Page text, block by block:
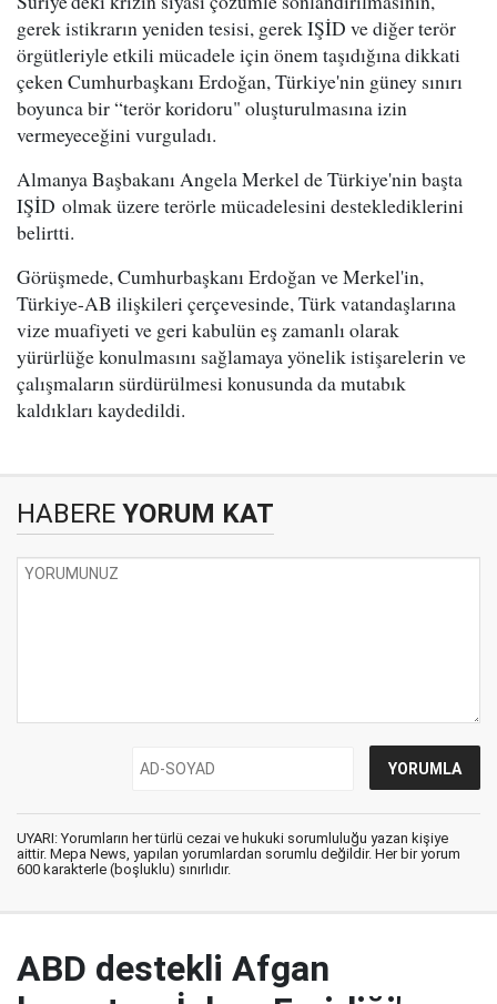
gerek istikrarın yeniden tesisi, gerek IŞİD ve diğer terör
örgütleriyle etkili mücadele için önem taşıdığına dikkati
çeken Cumhurbaşkanı Erdoğan, Türkiye'nin güney sınırı
boyunca bir “terör koridoru" oluşturulmasına izin
vermeyeceğini vurguladı.
Almanya Başbakanı Angela Merkel de Türkiye'nin başta
IŞİD olmak üzere terörle mücadelesini desteklediklerini
belirtti.
Görüşmede, Cumhurbaşkanı Erdoğan ve Merkel'in,
Türkiye-AB ilişkileri çerçevesinde, Türk vatandaşlarına
vize muafiyeti ve geri kabulün eş zamanlı olarak
yürürlüğe konulmasını sağlamaya yönelik istişarelerin ve
çalışmaların sürdürülmesi konusunda da mutabık
kaldıkları kaydedildi.
HABERE YORUM KAT
UYARI: Yorumların her türlü cezai ve hukuki sorumluluğu yazan kişiye
aittir. Mepa News, yapılan yorumlardan sorumlu değildir. Her bir yorum
600 karakterle (boşluklu) sınırlıdır.
ABD destekli Afgan